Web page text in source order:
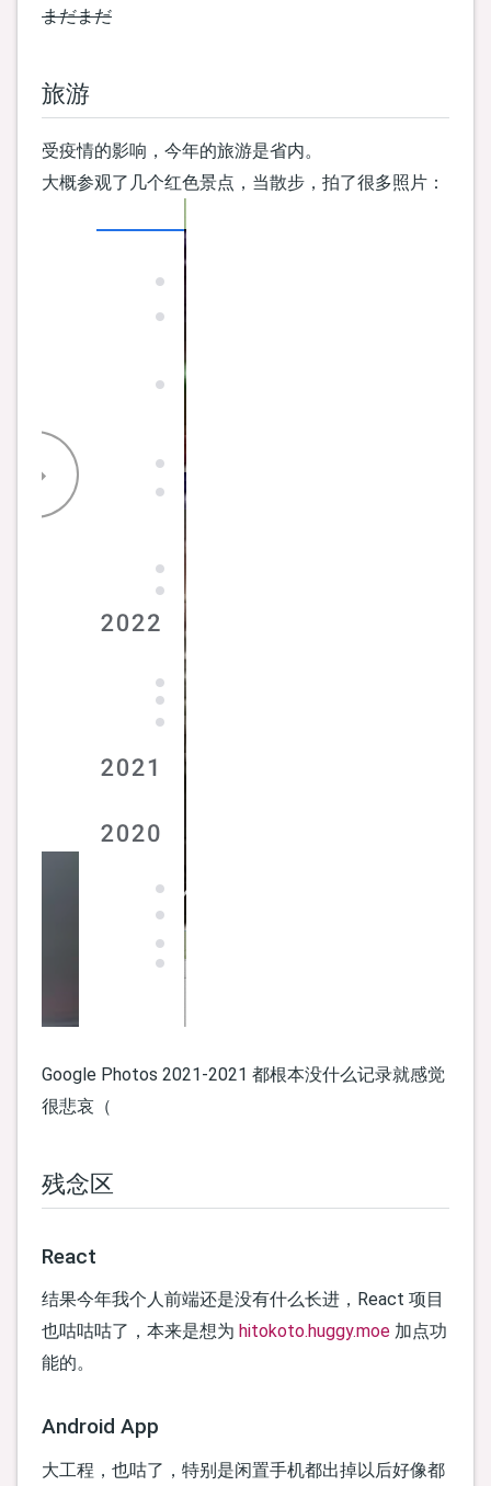
まだまだ
旅游
受疫情的影响，今年的旅游是省内。
大概参观了几个红色景点，当散步，拍了很多照片：
Google Photos 2021-2021 都根本没什么记录就感觉
很悲哀（
残念区
React
结果今年我个人前端还是没有什么长进，React 项目
也咕咕咕了，本来是想为 hitokoto.huggy.moe 加点功
能的。
Android App
大工程，也咕了，特别是闲置手机都出掉以后好像都